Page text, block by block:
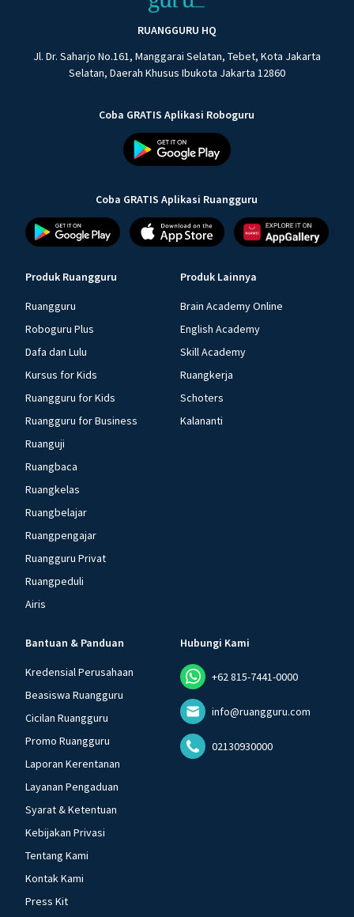
RUANGGURU HQ
Jl. Dr. Saharjo No.161, Manggarai Selatan, Tebet, Kota Jakarta
Selatan, Daerah Khusus Ibukota Jakarta 12860
Coba GRATIS Aplikasi Roboguru
Coba GRATIS Aplikasi Ruangguru
Produk Ruangguru
Ruangguru
Roboguru Plus
Dafa dan Lulu
Kursus for Kids
Ruangguru for Kids
Ruangguru for Business
Ruanguji
Ruangbaca
Ruangkelas
Ruangbelajar
Ruangpengajar
Ruangguru Privat
Ruangpeduli
Airis
Produk Lainnya
Brain Academy Online
English Academy
Skill Academy
Ruangkerja
Schoters
Kalananti
Bantuan & Panduan
Kredensial Perusahaan
Beasiswa Ruangguru
Cicilan Ruangguru
Promo Ruangguru
Laporan Kerentanan
Layanan Pengaduan
Syarat & Ketentuan
Kebijakan Privasi
Tentang Kami
Kontak Kami
Press Kit
Hubungi Kami
+62 815-7441-0000
info@ruangguru.com
02130930000